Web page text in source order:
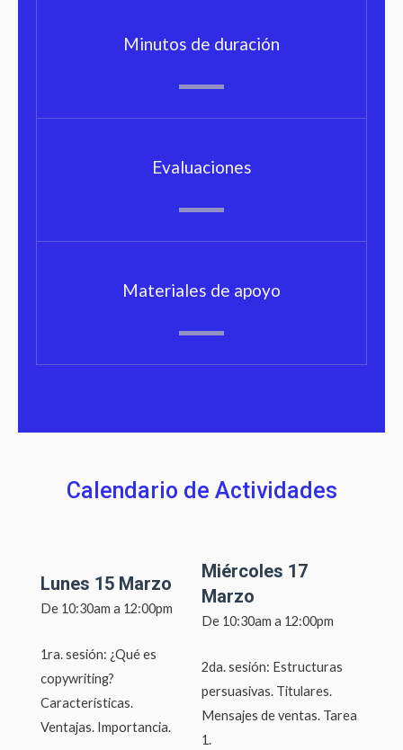
Minutos de duración
Evaluaciones
Materiales de apoyo
Calendario de Actividades
Lunes 15 Marzo
De 10:30am a 12:00pm
1ra. sesión: ¿Qué es
copywriting?
Características.
Ventajas. Importancia.
Miércoles 17
Marzo
De 10:30am a 12:00pm
2da. sesión: Estructuras
persuasivas. Titulares.
Mensajes de ventas. Tarea
1.